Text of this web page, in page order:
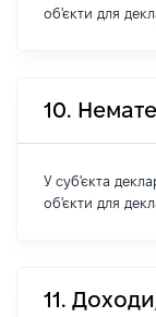
об'єкти для
10.
У суб'єкта
об'єкти для
11.